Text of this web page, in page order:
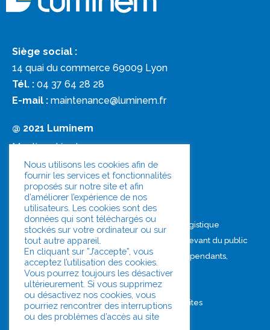
Siège social :
14 quai du commerce 69009 Lyon
Tél. : 04 37 64 28 28
E-mail : maintenance@luminem.fr
@ 2021 Luminem
Mentions légales
Politique de confidentialité
Document unique
Quelques Chiffres
Nos engagements
Nos valeurs
Notre actualité
Maintenance éclairages
Rénovation éclairages
Industrie et Logistique
Bâtiments recevant du public
Magasins indépendants,
franchises
Clients multi-sites
Nous utilisons les cookies afin de
fournir les services et fonctionnalités
proposés sur notre site et afin
d’améliorer l’expérience de nos
utilisateurs. Les cookies sont des
données qui sont téléchargés ou
stockés sur votre ordinateur ou sur
tout autre appareil.
En cliquant sur ”J’accepte”, vous
acceptez l’utilisation des cookies.
Vous pourrez toujours les désactiver
ultérieurement. Si vous supprimez
ou désactivez nos cookies, vous
pourriez rencontrer des interruptions
ou des problèmes d’accès au site